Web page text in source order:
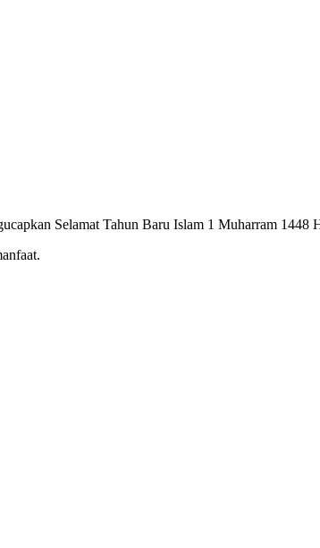
Selamat Tahun Baru Islam 1 Muharram 1448